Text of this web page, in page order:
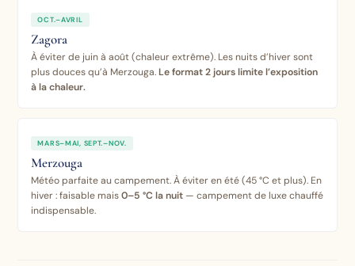
OCT.–AVRIL
Zagora
À éviter de juin à août (chaleur extrême). Les nuits d’hiver sont
plus douces qu’à Merzouga.Le format 2 jours limite l’exposition
à la chaleur.
MARS–MAI, SEPT.–NOV.
Merzouga
Météo parfaite au campement. À éviter en été (45 °C et plus). En
hiver : faisable mais0–5 °C la nuit — campement de luxe chauffé
indispensable.